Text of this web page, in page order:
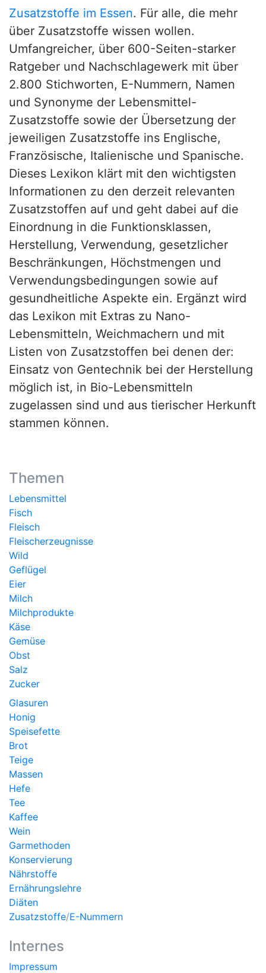
Zusatzstoffe im Essen. Für alle, die mehr
über Zusatzstoffe wissen wollen.
Umfangreicher, über 600-Seiten-starker
Ratgeber und Nachschlagewerk mit über
2.800 Stichworten, E-Nummern, Namen
und Synonyme der Lebensmittel-
Zusatzstoffe sowie der Übersetzung der
jeweiligen Zusatzstoffe ins Englische,
Französische, Italienische und Spanische.
Dieses Lexikon klärt mit den wichtigsten
Informationen zu den derzeit relevanten
Zusatzstoffen auf und geht dabei auf die
Einordnung in die Funktionsklassen,
Herstellung, Verwendung, gesetzlicher
Beschränkungen, Höchstmengen und
Verwendungsbedingungen sowie auf
gesundheitliche Aspekte ein. Ergänzt wird
das Lexikon mit Extras zu Nano-
Lebensmitteln, Weichmachern und mit
Listen von Zusatzstoffen bei denen der:
Einsatz von Gentechnik bei der Herstellung
möglich ist, in Bio-Lebensmitteln
zugelassen sind und aus tierischer Herkunft
stammen können.
Themen
Lebensmittel
Fisch
Fleisch
Fleischerzeugnisse
Wild
Geflügel
Eier
Milch
Milchprodukte
Käse
Gemüse
Obst
Salz
Zucker
Glasuren
Honig
Speisefette
Brot
Teige
Massen
Hefe
Tee
Kaffee
Wein
Garmethoden
Konservierung
Nährstoffe
Ernährungslehre
Diäten
Zusatzstoffe/E-Nummern
Internes
Impressum